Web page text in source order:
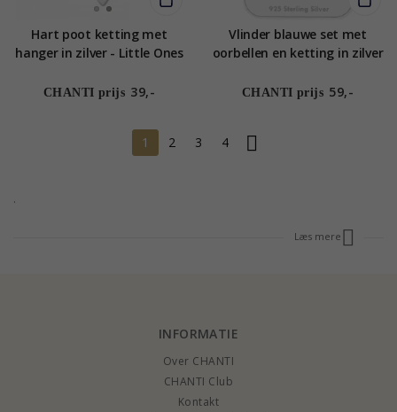
Hart poot ketting met
hanger in zilver - Little Ones
CHANTI prijs 39,-
Vlinder blauwe set met
oorbellen en ketting in zilver
CHANTI prijs 59,-
1 2 3 4
.
Læs mere
INFORMATIE
Over CHANTI
CHANTI Club
Kontakt